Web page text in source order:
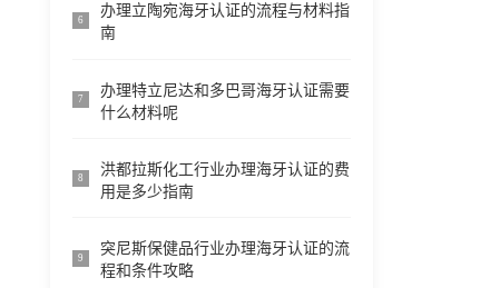
6
办理立陶宛海牙认证的流程与材料指
南
7
办理特立尼达和多巴哥海牙认证需要
什么材料呢
8
洪都拉斯化工行业办理海牙认证的费
用是多少指南
9
突尼斯保健品行业办理海牙认证的流
程和条件攻略